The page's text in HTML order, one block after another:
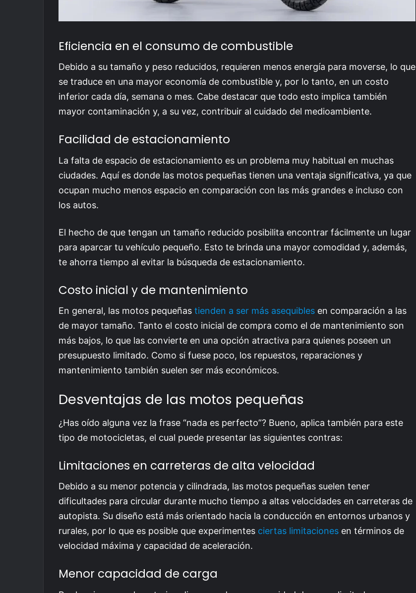
Eficiencia en el consumo de combustible
Debido a su tamaño y peso reducidos, requieren menos energía para moverse, lo que
se traduce en una mayor economía de combustible y, por lo tanto, en un costo
inferior cada día, semana o mes. Cabe destacar que todo esto implica también
mayor contaminación y, a su vez, contribuir al cuidado del medioambiente.
Facilidad de estacionamiento
La falta de espacio de estacionamiento es un problema muy habitual en muchas
ciudades. Aquí es donde las motos pequeñas tienen una ventaja significativa, ya que
ocupan mucho menos espacio en comparación con las más grandes e incluso con
los autos.
El hecho de que tengan un tamaño reducido posibilita encontrar fácilmente un lugar
para aparcar tu vehículo pequeño. Esto te brinda una mayor comodidad y, además,
te ahorra tiempo al evitar la búsqueda de estacionamiento.
Costo inicial y de mantenimiento
En general, las motos pequeñas tienden a ser más asequibles en comparación a las
de mayor tamaño. Tanto el costo inicial de compra como el de mantenimiento son
más bajos, lo que las convierte en una opción atractiva para quienes poseen un
presupuesto limitado. Como si fuese poco, los repuestos, reparaciones y
mantenimiento también suelen ser más económicos.
Desventajas de las motos pequeñas
¿Has oído alguna vez la frase “nada es perfecto”? Bueno, aplica también para este
tipo de motocicletas, el cual puede presentar las siguientes contras:
Limitaciones en carreteras de alta velocidad
Debido a su menor potencia y cilindrada, las motos pequeñas suelen tener
dificultades para circular durante mucho tiempo a altas velocidades en carreteras de
autopista. Su diseño está más orientado hacia la conducción en entornos urbanos y
rurales, por lo que es posible que experimentes ciertas limitaciones en términos de
velocidad máxima y capacidad de aceleración.
Menor capacidad de carga